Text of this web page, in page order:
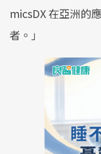
micsDX 在亞洲的
者。」